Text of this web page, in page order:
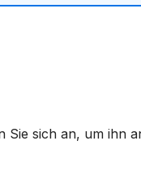
Sie sich an, um ihn